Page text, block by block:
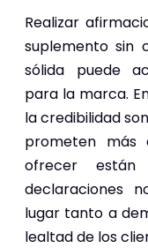
Realizar
suplemento sin
sólida puede
para la marca.
la credibilidad
prometen más
ofrecer están
declaraciones
lugar tanto a
lealtad de los